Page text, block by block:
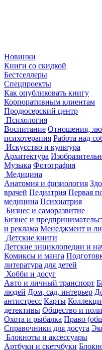
Новинки
Книги со скидкой
Бестселлеры
Спецпроекты
Как опубликовать книгу
Корпоративным клиентам
Продюсерский центр
Психология
Воспитание Отношения,
психотерапия Работа над
Искусство и культура
Архитектура
Музыка Фотография
Медицина
Анатомия и физиология
врачей Педиатрия Первая
медицина Психиатрия
Бизнес и саморазвитие
Бизнес и
и реклама Менеджмент и
Детские книги
Детские энциклопедии и
Комиксы и манга
литература для детей
Хобби и досуг
Авто и личный транспорт
людей Дом, сад, интерьер
антистресс Карты
детективы Общество и
Охота и рыбалка Право
Справочники для досуга
Блокноты и аксессуары
Артбуки и скетчбуки